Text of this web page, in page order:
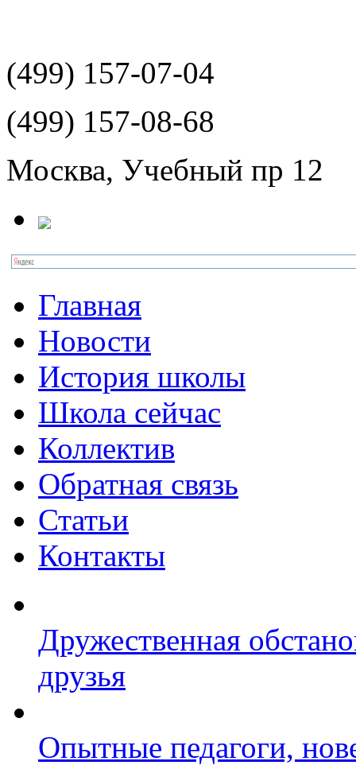
(499) 157-07-04
(499) 157-08-68
Москва, Учебный пр 12
Главная
Новости
История школы
Школа сейчас
Коллектив
Обратная связь
Статьи
Контакты
Дружественная
друзья
Опытные педагоги,